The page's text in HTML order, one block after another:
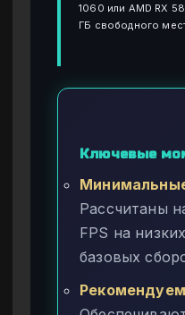
1060 или AMD RX
ГБ свободного
Ключевые
Рассчитаны
FPS на
базовых